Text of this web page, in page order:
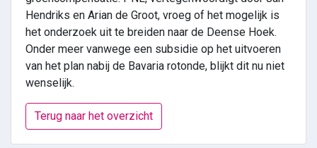
Hendriks en Arian de Groot, vroeg of het mogelijk is
het onderzoek uit te breiden naar de Deense Hoek.
Onder meer vanwege een subsidie op het uitvoeren
van het plan nabij de Bavaria rotonde, blijkt dit nu niet
wenselijk.
Terug naar het overzicht